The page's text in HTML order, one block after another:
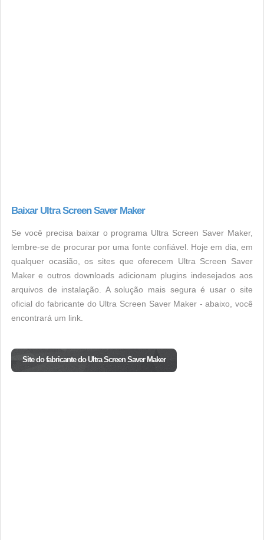
Baixar Ultra Screen Saver Maker
Se você precisa baixar o programa Ultra Screen Saver Maker,
lembre-se de procurar por uma fonte confiável. Hoje em dia, em
qualquer ocasião, os sites que oferecem Ultra Screen Saver
Maker e outros downloads adicionam plugins indesejados aos
arquivos de instalação. A solução mais segura é usar o site
oficial do fabricante do Ultra Screen Saver Maker - abaixo, você
encontrará um link.
Site do fabricante do Ultra Screen Saver Maker